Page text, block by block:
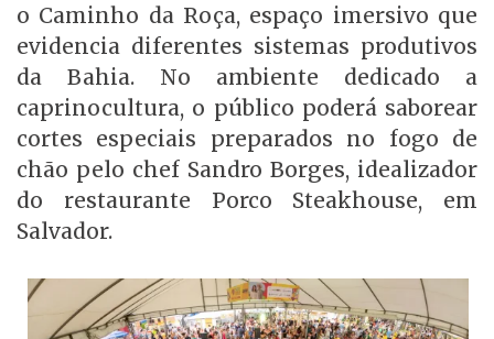
o Caminho da Roça, espaço imersivo que
evidencia diferentes sistemas produtivos
da Bahia. No ambiente dedicado a
caprinocultura, o público poderá saborear
cortes especiais preparados no fogo de
chão pelo chef Sandro Borges, idealizador
do restaurante Porco Steakhouse, em
Salvador.